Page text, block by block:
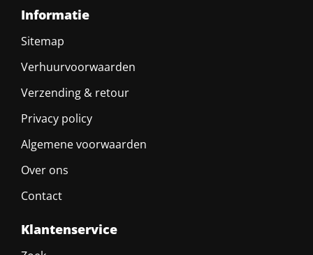
Informatie
Sitemap
Verhuurvoorwaarden
Verzending & retour
Privacy policy
Algemene voorwaarden
Over ons
Contact
Klantenservice